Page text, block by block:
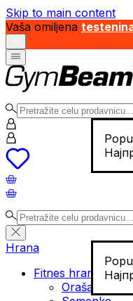
Skip to main content
Vaša omiljena
Hrana
Fitnes hrana
Orašasti